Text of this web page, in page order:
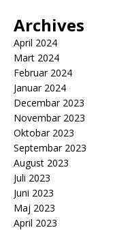
Archives
April 2024
Mart 2024
Februar 2024
Januar 2024
Decembar 2023
Novembar 2023
Oktobar 2023
Septembar 2023
August 2023
Juli 2023
Juni 2023
Maj 2023
April 2023